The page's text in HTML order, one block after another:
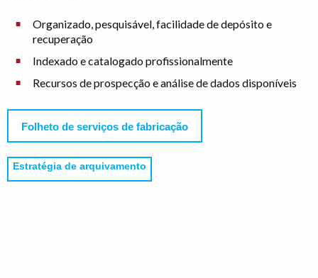
Organizado, pesquisável, facilidade de depósito e
recuperação
Indexado e catalogado profissionalmente
Recursos de prospecção e análise de dados disponíveis
Folheto de serviços de fabricação
Estratégia de arquivamento